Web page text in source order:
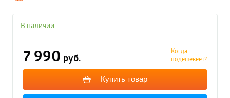
В наличии
Когда
подешевеет?
7 990 руб.
Купить товар